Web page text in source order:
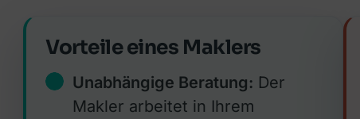
Vorteile eines Maklers
Unabhängige Beratung: Der
Makler arbeitet in Ihrem